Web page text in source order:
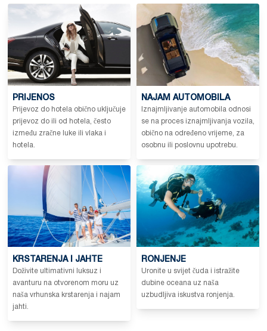
PRIJENOS
Prijevoz do hotela obično uključuje
prijevoz do ili od hotela, često
između zračne luke ili vlaka i
hotela.
NAJAM AUTOMOBILA
Iznajmljivanje automobila odnosi
se na proces iznajmljivanja vozila,
obično na određeno vrijeme, za
osobnu ili poslovnu upotrebu.
KRSTARENJA I JAHTE
Doživite ultimativni luksuz i
avanturu na otvorenom moru uz
naša vrhunska krstarenja i najam
jahti.
RONJENJE
Uronite u svijet čuda i istražite
dubine oceana uz naša
uzbudljiva iskustva ronjenja.